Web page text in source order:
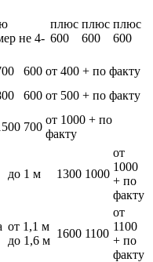
не 4-
плюс
600
плюс
600
плюс
600
600 от 400 + по факту
600 от 500 + по факту
700
от 1000 + по
факту
до 1 м 1300 1000
от
1000
+ по
факту
от 1,1 м
до 1,6 м
1600 1100
от
1100
+ по
факту